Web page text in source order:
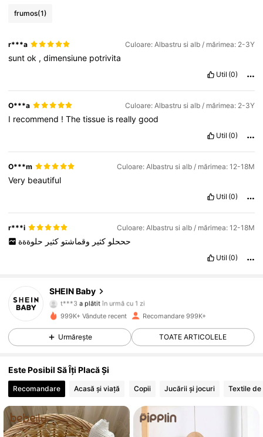
frumos(1)
r***a Culoare: Albastru si alb / mărimea: 2-3Y
suntok ,dimensiune potrivita
Util (0)
O***a Culoare: Albastru si alb / mărimea: 2-3Y
I recommend !Thetissue is reallygood
Util (0)
O***m Culoare: Albastru si alb / mărimea: 12-18M
Very beautiful
Util (0)
r***i Culoare: Albastru si alb / mărimea: 12-18M
حححلوكثير وقماشتوكثير حلوةةة
Util (0)
SHEIN Baby
4,92
742K Urmăritori
t***3 a plătit în urmă cu 1 zi
4,92
4,92 742K Urmăritori
4,92 742K Urmăritori
999K+ Vândute recent Recomandare 999K+
Urmărește TOATE ARTICOLELE
Este Posibil Să Îți Placă Și
Recomandare Acasă și viață Copii Jucării și jocuri Textile de